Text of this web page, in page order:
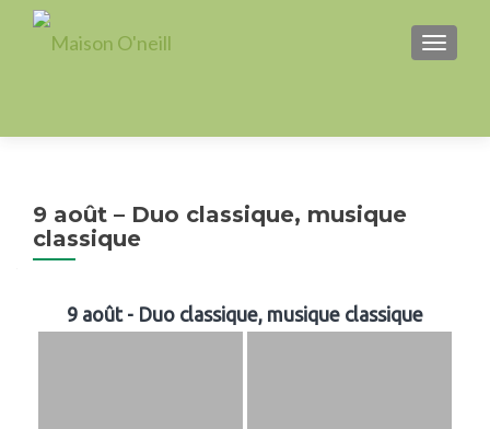
9 août – Duo classique, musique
classique
9 août - Duo classique, musique classique